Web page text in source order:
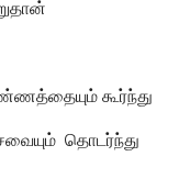
கூர்ந்து
தொடர்ந்து